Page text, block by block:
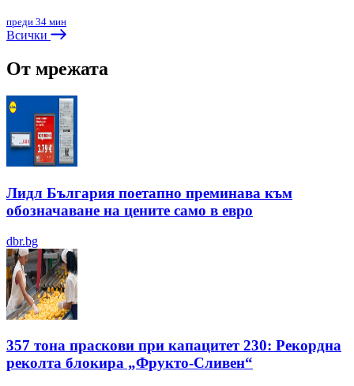
преди 34 мин
Всички
От мрежата
Лидл България поетапно преминава към
обозначаване на цените само в евро
dbr.bg
357 тона праскови при капацитет 230: Рекордна
реколта блокира „Фрукто-Сливен“